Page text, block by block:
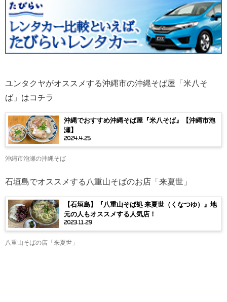
ユンタクヤがオススメする沖縄市の沖縄そば屋「米八そ
ば」はコチラ
沖縄でおすすめ沖縄そば屋『米八そば』【沖縄市泡
瀬】
2024.4.25
沖縄市泡瀬の沖縄そば
石垣島でオススメする八重山そばのお店「来夏世」
【石垣島】『八重山そば処 来夏世（くなつゆ）』地
元の人もオススメする人気店！
2023.11.29
八重山そばの店「来夏世」